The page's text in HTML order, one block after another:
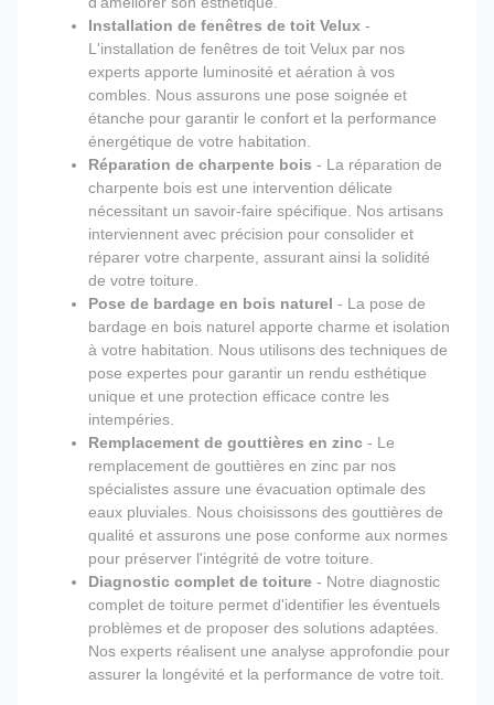
Installation de fenêtres de toit Velux -
L'installation de fenêtres de toit Velux par nos
experts apporte luminosité et aération à vos
combles. Nous assurons une pose soignée et
étanche pour garantir le confort et la performance
énergétique de votre habitation.
Réparation de charpente bois - La réparation de
charpente bois est une intervention délicate
nécessitant un savoir-faire spécifique. Nos artisans
interviennent avec précision pour consolider et
réparer votre charpente, assurant ainsi la solidité
de votre toiture.
Pose de bardage en bois naturel - La pose de
bardage en bois naturel apporte charme et isolation
à votre habitation. Nous utilisons des techniques de
pose expertes pour garantir un rendu esthétique
unique et une protection efficace contre les
intempéries.
Remplacement de gouttières en zinc - Le
remplacement de gouttières en zinc par nos
spécialistes assure une évacuation optimale des
eaux pluviales. Nous choisissons des gouttières de
qualité et assurons une pose conforme aux normes
pour préserver l'intégrité de votre toiture.
Diagnostic complet de toiture - Notre diagnostic
complet de toiture permet d'identifier les éventuels
problèmes et de proposer des solutions adaptées.
Nos experts réalisent une analyse approfondie pour
assurer la longévité et la performance de votre toit.